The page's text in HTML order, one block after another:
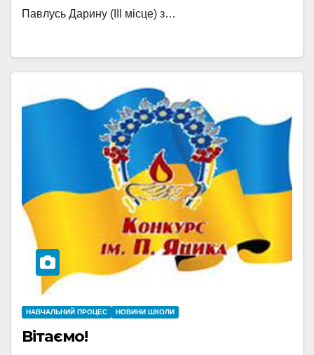
Павлусь Дарину (ІІІ місце) з…
НАВЧАЛЬНИЙ ПРОЦЕС НОВИНИ ШКОЛИ
Вітаємо!